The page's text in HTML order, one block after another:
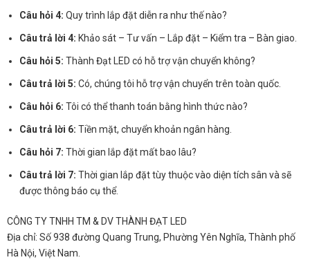
Câu hỏi 4: Quy trình lắp đặt diễn ra như thế nào?
Câu trả lời 4: Khảo sát – Tư vấn – Lắp đặt – Kiểm tra – Bàn giao.
Câu hỏi 5: Thành Đạt LED có hỗ trợ vận chuyển không?
Câu trả lời 5: Có, chúng tôi hỗ trợ vận chuyển trên toàn quốc.
Câu hỏi 6: Tôi có thể thanh toán bằng hình thức nào?
Câu trả lời 6: Tiền mặt, chuyển khoản ngân hàng.
Câu hỏi 7: Thời gian lắp đặt mất bao lâu?
Câu trả lời 7: Thời gian lắp đặt tùy thuộc vào diện tích sân và sẽ
được thông báo cụ thể.
CÔNG TY TNHH TM & DV THÀNH ĐẠT LED
Địa chỉ: Số 938 đường Quang Trung, Phường Yên Nghĩa, Thành phố
Hà Nội, Việt Nam.